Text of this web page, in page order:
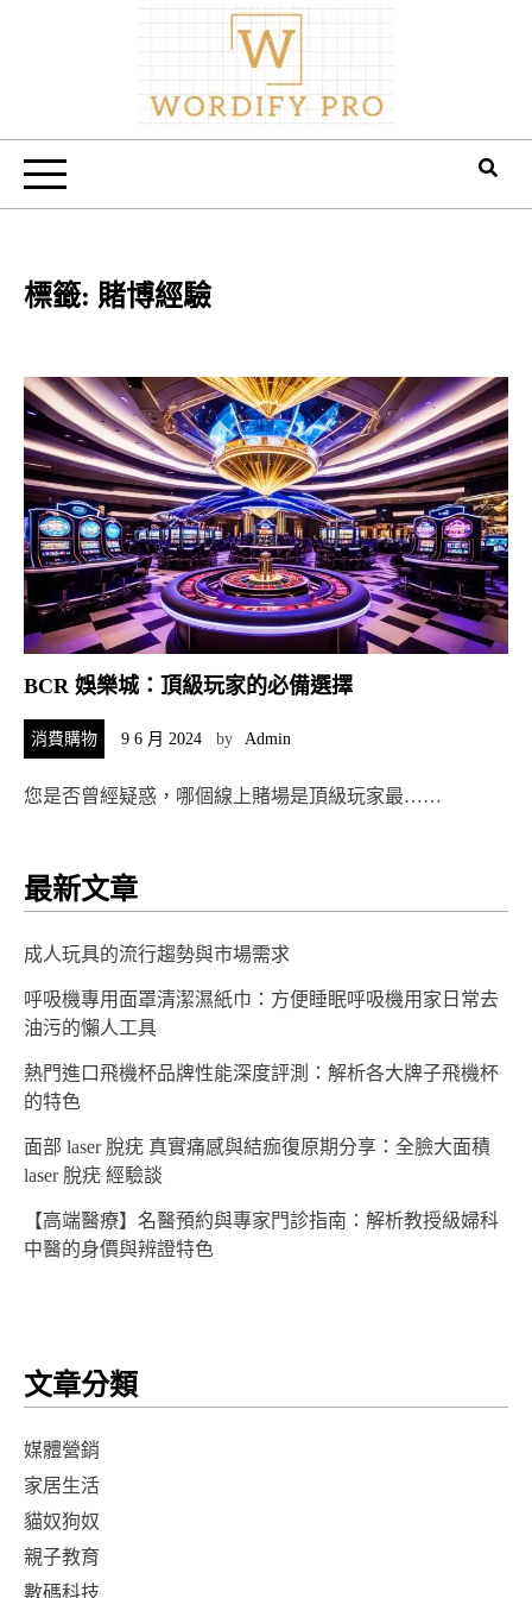
Wordify Pro
標籤: 賭博經驗
BCR 娛樂城：頂級玩家的必備選擇
消費購物 9 6 月 2024 by Admin
您是否曾經疑惑，哪個線上賭場是頂級玩家最……
最新文章
成人玩具的流行趨勢與市場需求
呼吸機專用面罩清潔濕紙巾：方便睡眠呼吸機用家日常去
油污的懶人工具
熱門進口飛機杯品牌性能深度評測：解析各大牌子飛機杯
的特色
面部 laser 脫疣 真實痛感與結痂復原期分享：全臉大面積
laser 脫疣 經驗談
【高端醫療】名醫預約與專家門診指南：解析教授級婦科
中醫的身價與辨證特色
文章分類
媒體營銷
家居生活
貓奴狗奴
親子教育
數碼科技